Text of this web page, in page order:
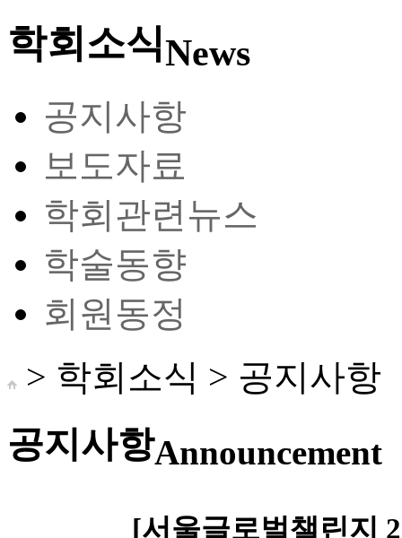
학회소식News
공지사항
보도자료
학회관련뉴스
학술동향
회원동정
> 학회소식 > 공지사항
공지사항Announcement
[서울글로벌챌린지